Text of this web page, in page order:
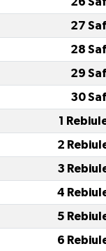
27
28
29
30
1
2
3
4
5
6